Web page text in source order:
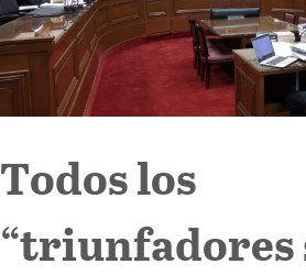
Cultura
Todos los
“triunfadores